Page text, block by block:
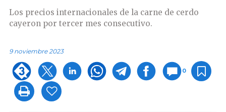
Los precios internacionales de la carne de cerdo
cayeron por tercer mes consecutivo.
9 noviembre 2023
0